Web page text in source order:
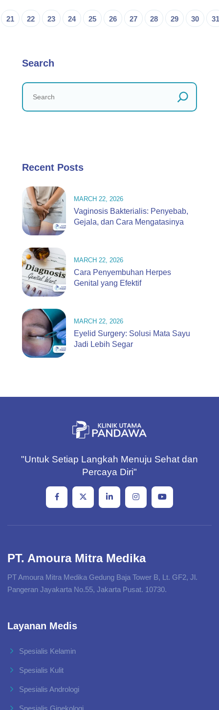
21 22 23 24 25 26 27 28 29 30 31
Search
Recent Posts
MARCH 22, 2026
Vaginosis Bakterialis: Penyebab,
Gejala, dan Cara Mengatasinya
MARCH 22, 2026
Cara Penyembuhan Herpes
Genital yang Efektif
MARCH 22, 2026
Eyelid Surgery: Solusi Mata Sayu
Jadi Lebih Segar
"Untuk Setiap Langkah Menuju Sehat dan
Percaya Diri"
PT. Amoura Mitra Medika
PT Amoura Mitra Medika Gedung Baja Tower B, Lt. GF2, Jl.
Pangeran Jayakarta No.55, Jakarta Pusat. 10730.
Layanan Medis
Spesialis Kelamin
Spesialis Kulit
Spesialis Andrologi
Spesialis Ginekologi